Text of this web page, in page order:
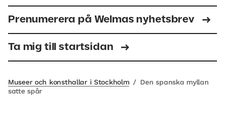
Prenumerera på Welmas nyhetsbrev
Ta mig till startsidan
Museer och konsthallar i Stockholm / Den spanska myllan
satte spår